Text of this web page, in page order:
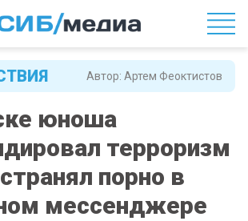
Автор: Артем Феоктистов
юноша
терроризм
порно в
мессенджере